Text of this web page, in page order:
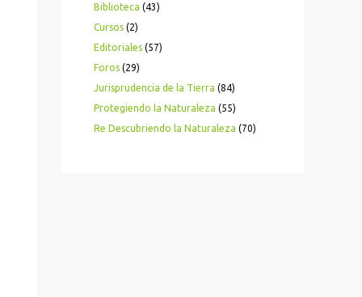
Biblioteca (43)
Cursos (2)
Editoriales (57)
Foros (29)
Jurisprudencia de la Tierra (84)
Protegiendo la Naturaleza (55)
Re Descubriendo la Naturaleza (70)